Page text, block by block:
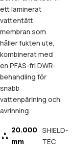
ett laminerat
vattentätt
membran som
håller fukten ute,
kombinerat med
en PFAS-fri DWR-
behandling för
snabb
vattenpärlning och
avrinning.
20.000
mm
SHIELD-
TEC